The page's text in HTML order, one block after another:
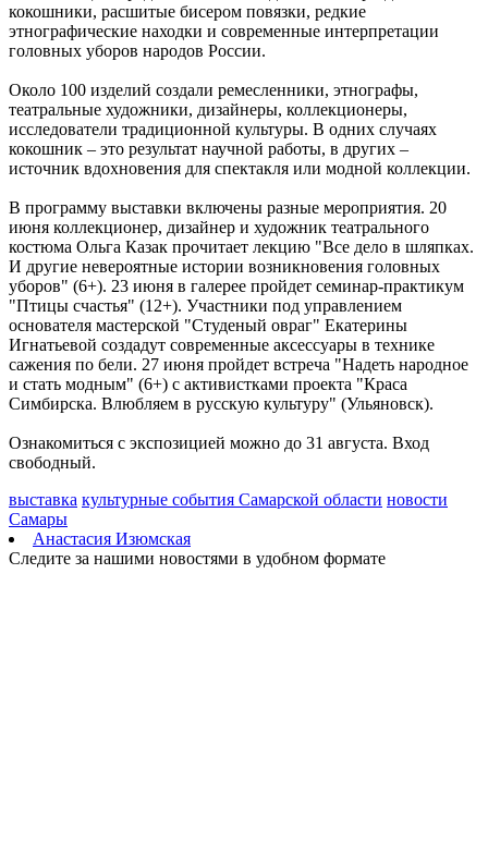
Днем физкультурника
08.08.2026 | 11:05
Два человека погибли в столкновении моторной лодки и
08.08.2026 | 10:35
Народные приметы на 9 августа 2026 года: что нельзя делать в
этот день
08.08.2026 | 10:27
Где в Самаре отключат холодную воду 8 августа: список
08.08.2026 | 10:15
День физкультурника в России: какие праздники отмечают 8
августа
08.08.2026 | 09:54
Кардиолог Алексей Алексеенко рассказал, как снизить риски
для здоровья в жару
08.08.2026 | 09:07
8 августа вражеские БПЛА атаковали промышленное
предприятие в Самарской области
08.08.2026 | 09:02
В Кошкинском районе благоустраивают 7 общественных
08.08.2026 | 08:07
+32 °C и вечерний дождь: погода в Самарской области 8
08.08.2026 | 07:08
В Самарской области рано утром 8 августа объявили
ракетную и беспилотную опасность
08.08.2026 | 04:40
кокошники, расшитые бисером повязки, редкие
этнографические находки и современные интерпретации
головных уборов народов России.
Около 100 изделий создали ремесленники, этнографы,
театральные художники, дизайнеры, коллекционеры,
исследователи традиционной культуры. В одних случаях
кокошник – это результат научной работы, в других –
источник вдохновения для спектакля или модной коллекции.
В программу выставки включены разные мероприятия. 20
июня коллекционер, дизайнер и художник театрального
костюма Ольга Казак прочитает лекцию "Все дело в шляпках.
И другие невероятные истории возникновения головных
уборов" (6+). 23 июня в галерее пройдет семинар-практикум
"Птицы счастья" (12+). Участники под управлением
основателя мастерской "Студеный овраг" Екатерины
Игнатьевой создадут современные аксессуары в технике
сажения по бели. 27 июня пройдет встреча "Надеть народное
и стать модным" (6+) с активистками проекта "Краса
Симбирска. Влюбляем в русскую культуру" (Ульяновск).
Ознакомиться с экспозицией можно до 31 августа. Вход
свободный.
выставка культурные события Самарской области новости
Самары
Анастасия Изюмская
Следите за нашими новостями в удобном формате